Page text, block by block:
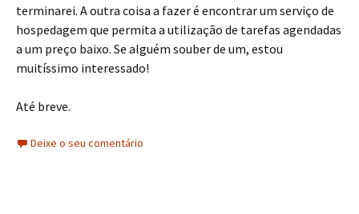
terminarei. A outra coisa a fazer é encontrar um serviço de
hospedagem que permita a utilização de tarefas agendadas
a um preço baixo. Se alguém souber de um, estou
muitíssimo interessado!
Até breve.
Deixe o seu comentário